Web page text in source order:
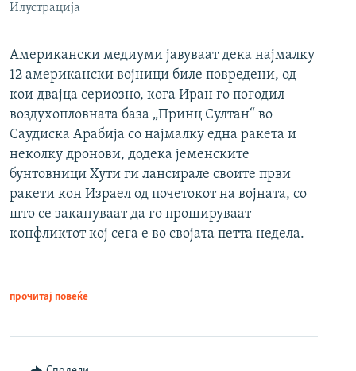
Илустрација
Американски медиуми јавуваат дека најмалку
12 американски војници биле повредени, од
кои двајца сериозно, кога Иран го погодил
воздухопловната база „Принц Султан“ во
Саудиска Арабија со најмалку една ракета и
неколку дронови, додека јеменските
бунтовници Хути ги лансирале своите први
ракети кон Израел од почетокот на војната, со
што се закануваат да го прошируваат
конфликтот кој сега е во својата петта недела.
прочитај повеќе